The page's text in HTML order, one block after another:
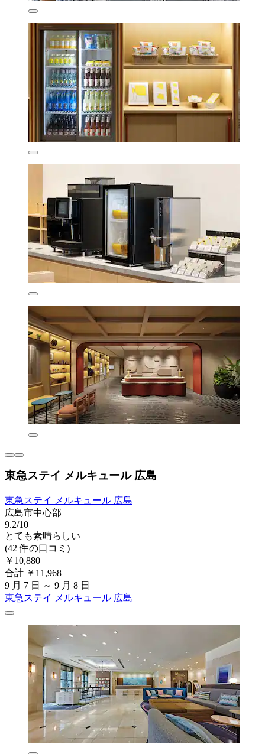
東急ステイ メルキュール 広島
東急ステイ メルキュール 広島
広島市中心部
9.2/10
とても素晴らしい
(42 件の口コミ)
￥10,880
合計 ￥11,968
9 月 7 日 ～ 9 月 8 日
東急ステイ メルキュール 広島